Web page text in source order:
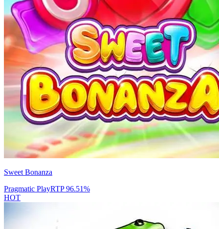
Sweet Bonanza
Pragmatic PlayRTP96.51%
HOT